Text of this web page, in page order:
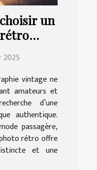
un
2025
vintage ne
amateurs et
d’une
authentique.
passagère,
rétro offre
et une